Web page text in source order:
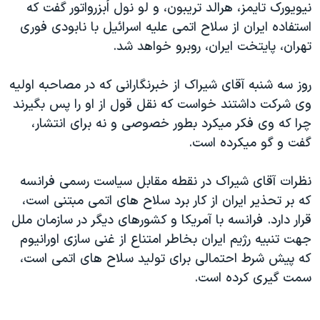
فرهنگ و زندگی
حقوق شهروندی
علم و فناوری
اسرائیل در جنگ
گالری عکس
مستندها
انتخابات ریاست جمهوری آمریکا ۲۰۲۴
رمز مهسا
ورزش زنان در ایران
اعتراضات زن، زندگی، آزادی
تریبونال مردمی آبان ۹۸
دادگاه حمید نوری
چهل سال گروگان‌گیری
قانون شفافیت دارائی کادر رهبری ایران
دنبال کنید
زبانهای مختلف
نيويورک تايمز، هرالد تريبون، و لو نول اُبزرواتور گفت که
استفاده ايران از سلاح اتمی عليه اسرائيل با نابودی فوری
تهران، پايتخت ايران، روبرو خواهد شد.
روز سه شنبه آقای شيراک از خبرنگارانی که در مصاحبه اوليه
وی شرکت داشتند خواست که نقل قول از او را پس بگيرند
چرا که وی فکر ميکرد بطور خصوصی و نه برای انتشار،
گفت و گو ميکرده است.
نظرات آقای شيراک در نقطه مقابل سياست رسمی فرانسه
که بر تحذير ايران از کار برد سلاح های اتمی مبتنی است،
قرار دارد. فرانسه با آمريکا و کشورهای ديگر در سازمان ملل
جهت تنبيه رژيم ايران بخاطر امتناع از غنی سازی اورانيوم
که پيش شرط احتمالی برای توليد سلاح های اتمی است،
سمت گيری کرده است.